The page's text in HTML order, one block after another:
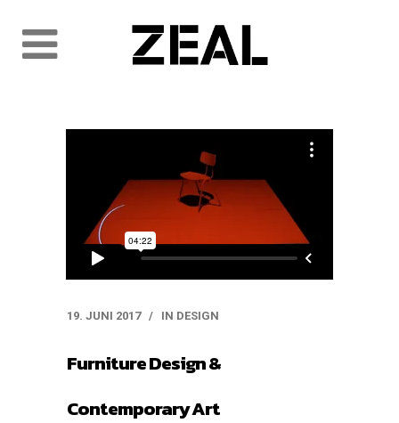
19. JUNI 2017 IN DESIGN
Furniture Design &
Contemporary Art